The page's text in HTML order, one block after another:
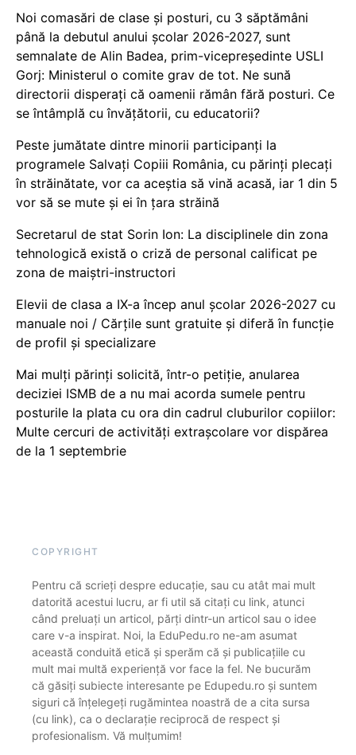
Noi comasări de clase și posturi, cu 3 săptămâni
până la debutul anului școlar 2026-2027, sunt
semnalate de Alin Badea, prim-vicepreședinte USLI
Gorj: Ministerul o comite grav de tot. Ne sună
directorii disperați că oamenii rămân fără posturi. Ce
se întâmplă cu învățătorii, cu educatorii?
Peste jumătate dintre minorii participanți la
programele Salvați Copiii România, cu părinți plecați
în străinătate, vor ca aceștia să vină acasă, iar 1 din 5
vor să se mute și ei în țara străină
Secretarul de stat Sorin Ion: La disciplinele din zona
tehnologică există o criză de personal calificat pe
zona de maiștri-instructori
Elevii de clasa a IX-a încep anul școlar 2026-2027 cu
manuale noi / Cărțile sunt gratuite și diferă în funcție
de profil și specializare
Mai mulți părinți solicită, într-o petiție, anularea
deciziei ISMB de a nu mai acorda sumele pentru
posturile la plata cu ora din cadrul cluburilor copiilor:
Multe cercuri de activități extrașcolare vor dispărea
de la 1 septembrie
COPYRIGHT
Pentru că scrieți despre educație, sau cu atât mai mult
datorită acestui lucru, ar fi util să citați cu link, atunci
când preluați un articol, părți dintr-un articol sau o idee
care v-a inspirat. Noi, la EduPedu.ro ne-am asumat
această conduită etică și sperăm că și publicațiile cu
mult mai multă experiență vor face la fel. Ne bucurăm
că găsiți subiecte interesante pe Edupedu.ro și suntem
siguri că înțelegeți rugămintea noastră de a cita sursa
(cu link), ca o declarație reciprocă de respect și
profesionalism. Vă mulțumim!